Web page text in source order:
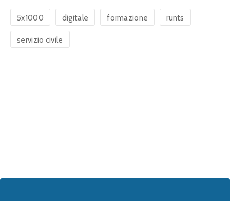
5x1000 digitale formazione runts
servizio civile